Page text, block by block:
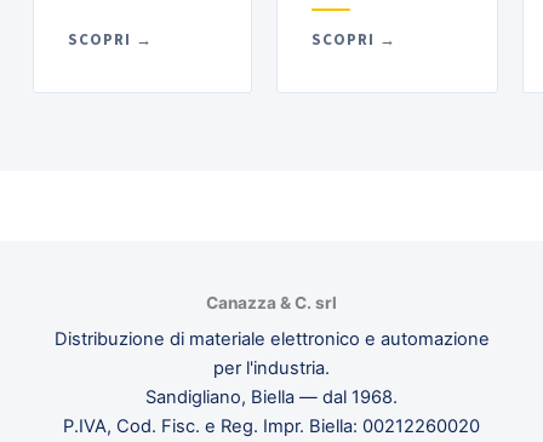
SCOPRI → SCOPRI →
Canazza & C. srl
Distribuzione di materiale elettronico e automazione
per l'industria.
Sandigliano, Biella — dal 1968.
P.IVA, Cod. Fisc. e Reg. Impr. Biella: 00212260020